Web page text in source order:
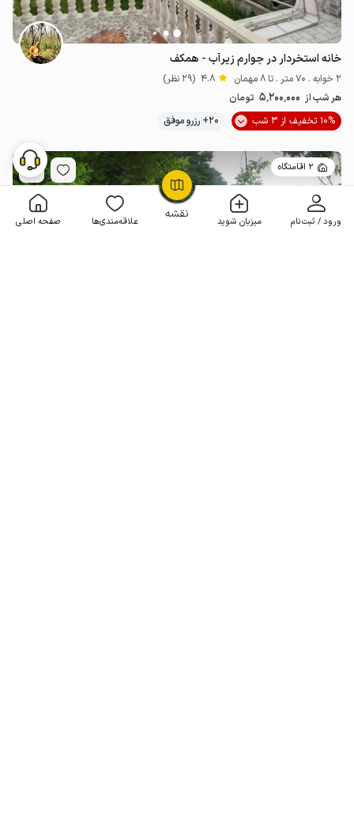
نقشه ورود / ثبت‌نام میزبان شوید علاقه‌مندی‌ها صفحه اصلی
OpenStreetMap
خانه استخردار در جوارم زیرآب - همکف
2 خوابه . 70 متر . تا 8 مهمان 4.8 (29 نظر)
هر شب از 5٬200٬000 تومان
10% تخفیف از 3 شب
20+ رزرو موفق
2 اقامتگاه